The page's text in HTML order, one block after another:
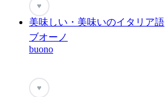
♥
美味しい・美味いのイタリア語
ブオーノ
buono
♥